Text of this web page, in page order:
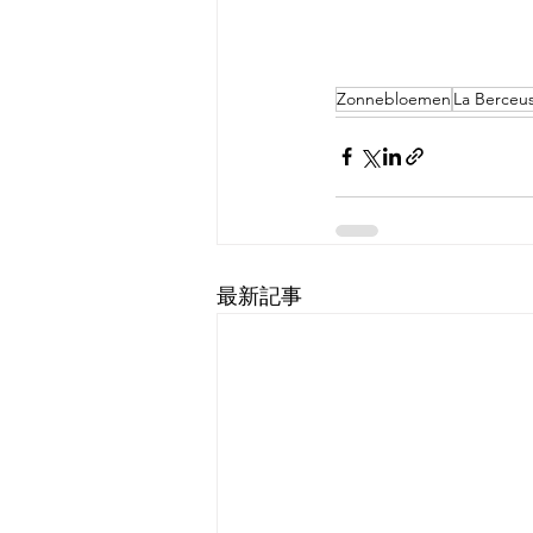
Zonnebloemen La
最新記事